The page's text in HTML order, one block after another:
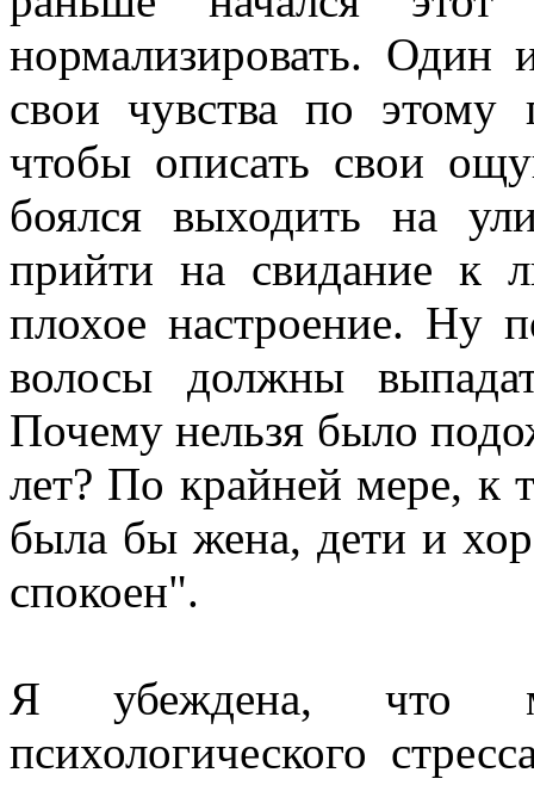
нормализировать. Один
свои чувства по этому
чтобы описать свои
боялся выходить на
прийти на свидание к
плохое настроение. Ну
волосы должны
Почему нельзя было
лет? По крайней мере, к
была бы жена, дети и
спокоен".
Я убеждена, что
психологического